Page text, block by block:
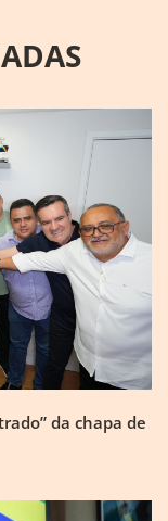
da chapa de